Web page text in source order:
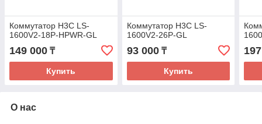
Коммутатор H3C LS-
1600V2-18P-HPWR-GL
149 000 ₸
Купить
Коммутатор H3C LS-
1600V2-26P-GL
93 000₸
Купить
О нас